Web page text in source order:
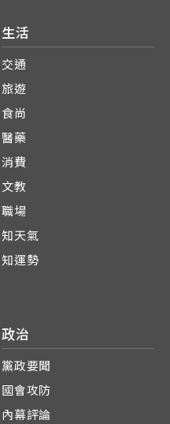
生活
交通
旅遊
食尚
醫藥
消費
文教
職場
知天氣
知運勢
政治
黨政要聞
國會攻防
內幕評論